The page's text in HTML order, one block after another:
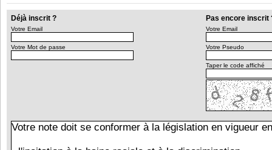
Déjà inscrit ? Pas encore inscrit
Votre Email
Votre Mot de passe
Votre Email
Votre Pseudo
Taper le code affiché